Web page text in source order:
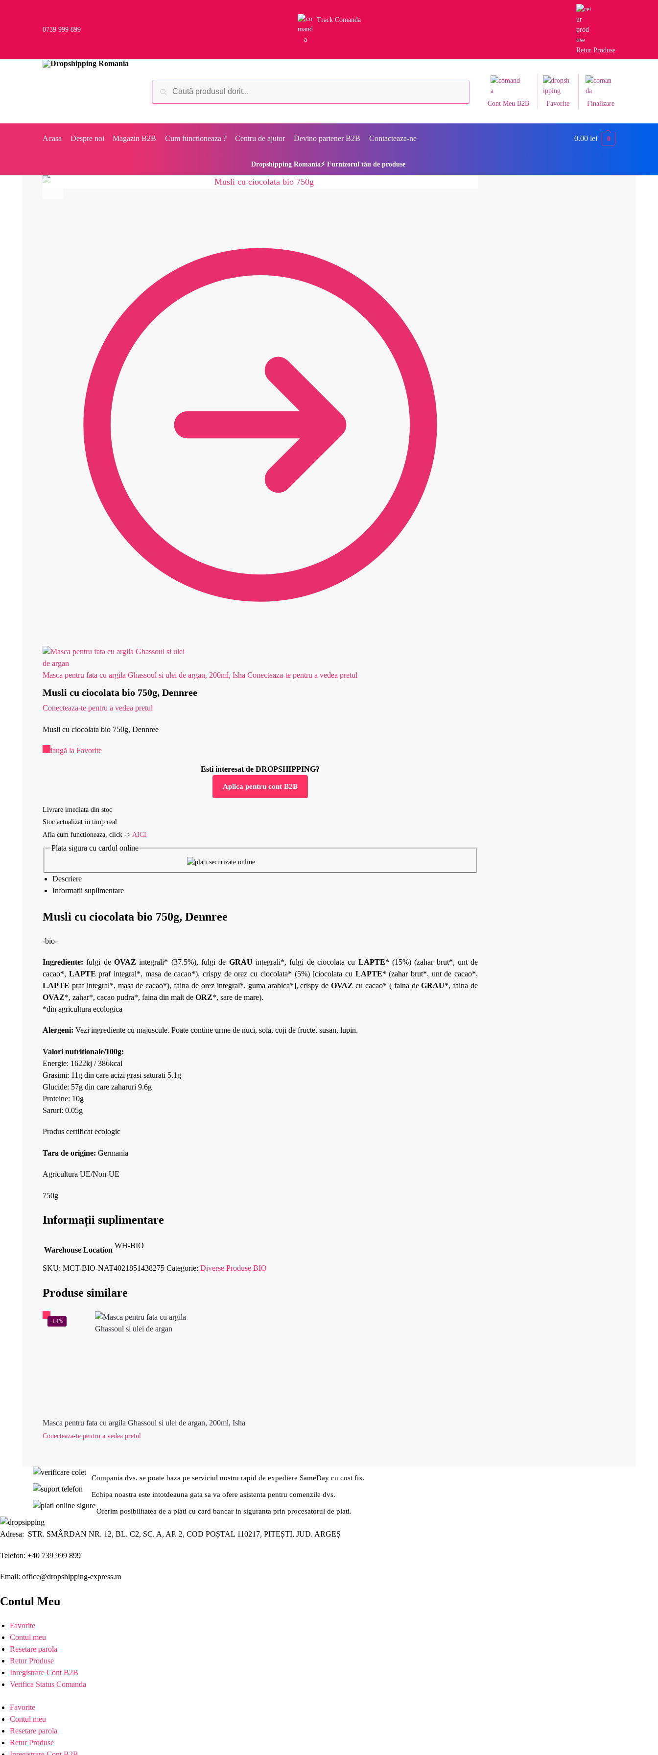
0739 999 899
Track Comanda
Retur Produse
Cont Meu B2B Favorite Finalizare
Acasa Despre noi Magazin B2B Cum functioneaza ? Centru de ajutor Devino partener B2B Contacteaza-ne 0.00 lei 0
Dropshipping Romania⚡ Furnizorul tău de produse
Masca pentru fata cu argila Ghassoul si ulei de argan, 200ml, Isha Conecteaza-te pentru a vedea pretul
Musli cu ciocolata bio 750g, Dennree
Conecteaza-te pentru a vedea pretul
Musli cu ciocolata bio 750g, Dennree
Adaugă la Favorite
Esti interesat de DROPSHIPPING?
Aplica pentru cont B2B
Livrare imediata din stoc
Stoc actualizat in timp real
Afla cum functioneaza, click -> AICI
Plata sigura cu cardul online
Descriere
Informații suplimentare
Musli cu ciocolata bio 750g, Dennree
-bio-
Ingrediente:fulgi de OVAZintegrali* (37.5%), fulgi de GRAU integrali*, fulgi de ciocolata cu LAPTE* (15%) (zahar brut*, unt de
cacao*, LAPTE praf integral*, masa de cacao*), crispy de orez cu ciocolata* (5%) [ciocolata cu LAPTE* (zahar brut*, unt de cacao*,
LAPTE praf integral*, masa de cacao*), faina de orez integral*, guma arabica*], crispy deOVAZ cu cacao* ( faina deGRAU*, faina de
OVAZ*, zahar*, cacao pudra*, faina din malt de ORZ*, sare de mare).
*din agricultura ecologica
Alergeni: Vezi ingrediente cu majuscule. Poate contine urme de nuci, soia, coji de fructe, susan, lupin.
Valori nutritionale/100g:
Energie: 1622kj / 386kcal
Grasimi: 11g din care acizi grasi saturati 5.1g
Glucide: 57g din care zaharuri 9.6g
Proteine: 10g
Saruri: 0.05g
Produs certificat ecologic
Tara de origine: Germania
Agricultura UE/Non-UE
750g
Informații suplimentare
Warehouse Location
WH-BIO
SKU: MCT-BIO-NAT4021851438275 Categorie: Diverse Produse BIO
Produse similare
-14%
Masca pentru fata cu argila Ghassoul si ulei de argan, 200ml, Isha
Conecteaza-te pentru a vedea pretul
Compania dvs. se poate baza pe serviciul nostru rapid de expediere SameDay cu cost fix.
Echipa noastra este intotdeauna gata sa va ofere asistenta pentru comenzile dvs.
Oferim posibilitatea de a plati cu card bancar in siguranta prin procesatorul de plati.
Adresa: STR. SMÂRDAN NR. 12, BL. C2, SC. A, AP. 2, COD POȘTAL 110217, PITEȘTI, JUD. ARGEȘ
Telefon: +40 739 999 899
Email: office@dropshipping-express.ro
Contul Meu
Favorite
Contul meu
Resetare parola
Retur Produse
Inregistrare Cont B2B
Verifica Status Comanda
Favorite
Contul meu
Resetare parola
Retur Produse